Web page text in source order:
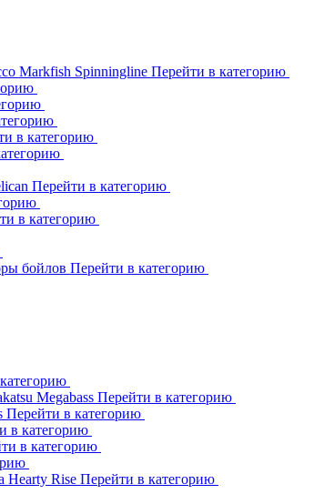
Markfish Spinningline Перейти в категорию
в категорию
Перейти в категорию
в категорию
бойлов Перейти в категорию
Megabass Перейти в категорию
Перейти в категорию
в категорию
в категорию
Hearty Rise Перейти в категорию